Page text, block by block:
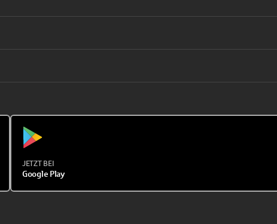
JETZT BEI
Google Play